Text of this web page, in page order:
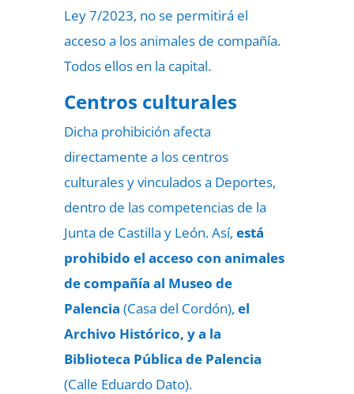
Ley 7/2023, no se permitirá el
acceso a los animales de compañía.
Todos ellos en la capital.
Centros culturales
Dicha prohibición afecta
directamente a los centros
culturales y vinculados a Deportes,
dentro de las competencias de la
Junta de Castilla y León. Así, está
prohibido el acceso con animales
de compañía al Museo de
Palencia (Casa del Cordón), el
Archivo Histórico, y a la
Biblioteca Pública de Palencia
(Calle Eduardo Dato).